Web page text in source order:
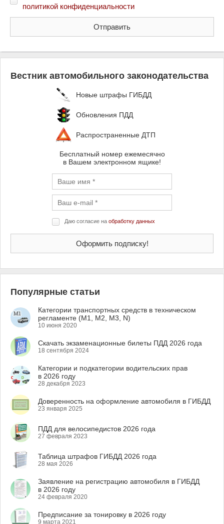
политикой конфиденциальности
Вестник автомобильного законодательства
Новые штрафы ГИБДД
Обновления ПДД
Распространенные ДТП
Бесплатный номер ежемесячно
в Вашем электронном ящике!
Даю согласие на обработку данных
Популярные статьи
Категории транспортных средств в техническом
регламенте (M1, M2, M3, N)
10 июня 2020
Скачать экзаменационные билеты ПДД 2026 года
18 сентября 2024
Категории и подкатегории водительских прав
в 2026 году
28 декабря 2023
Доверенность на оформление автомобиля в ГИБДД
23 января 2025
ПДД для велосипедистов 2026 года
27 февраля 2023
Таблица штрафов ГИБДД 2026 года
28 мая 2026
Заявление на регистрацию автомобиля в ГИБДД
в 2026 году
24 февраля 2020
Предписание за тонировку в 2026 году
9 марта 2021